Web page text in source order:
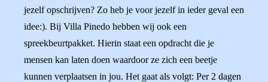
jezelf opschrijven? Zo heb je voor jezelf in ieder geval een
idee:). Bij Villa Pinedo hebben wij ook een
spreekbeurtpakket. Hierin staat een opdracht die je
mensen kan laten doen waardoor ze zich een beetje
kunnen verplaatsen in jou. Het gaat als volgt: Per 2 dagen